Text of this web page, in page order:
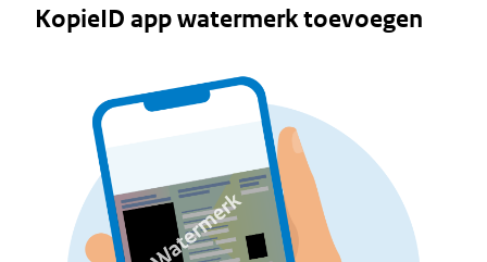
KopieID app watermerk toevoegen